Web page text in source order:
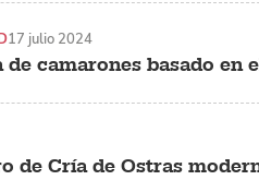
camarones basado en
17 julio 2024
de Cría de Ostras